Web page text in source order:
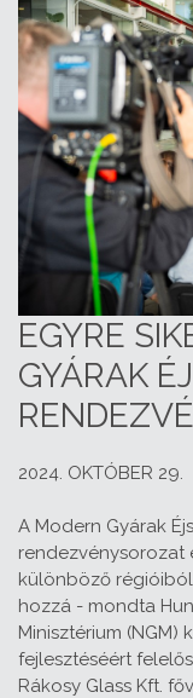
EGYRE
GYÁRAK
2024. OKTÓBER 29.
A Modern Gyárak
rendezvénysorozat
különböző
hozzá - mondta
Minisztérium
fejlesztéséért
Rákosy Glass Kft.